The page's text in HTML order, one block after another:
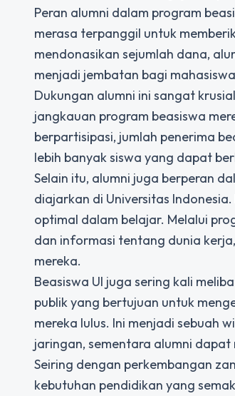
Peran alumni dalam program
merasa terpanggil untuk
mendonasikan sejumlah dana,
menjadi jembatan bagi
Dukungan alumni ini sangat
jangkauan program beasiswa
berpartisipasi, jumlah penerima
lebih banyak siswa yang dapat
Selain itu, alumni juga berperan
diajarkan di Universitas
optimal dalam belajar. Melalui
dan informasi tentang dunia
mereka.
Beasiswa UI juga sering kali
publik yang bertujuan untuk
mereka lulus. Ini menjadi sebuah
jaringan, sementara alumni
Seiring dengan perkembangan
kebutuhan pendidikan yang